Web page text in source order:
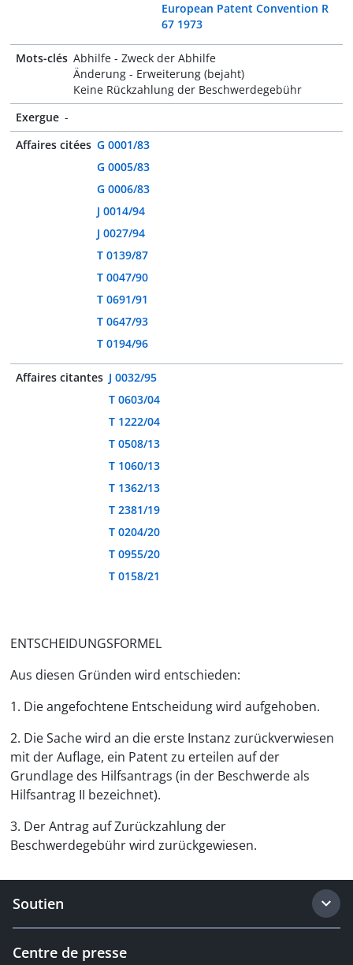
European Patent Convention R
67 1973
Mots-clés Abhilfe - Zweck der Abhilfe
Änderung - Erweiterung (bejaht)
Keine Rückzahlung der Beschwerdegebühr
Exergue -
Affaires citées G 0001/83
G 0005/83
G 0006/83
J 0014/94
J 0027/94
T 0139/87
T 0047/90
T 0691/91
T 0647/93
T 0194/96
Affaires citantes J 0032/95
T 0603/04
T 1222/04
T 0508/13
T 1060/13
T 1362/13
T 2381/19
T 0204/20
T 0955/20
T 0158/21
ENTSCHEIDUNGSFORMEL
Aus diesen Gründen wird entschieden:
1. Die angefochtene Entscheidung wird aufgehoben.
2. Die Sache wird an die erste Instanz zurückverwiesen
mit der Auflage, ein Patent zu erteilen auf der
Grundlage des Hilfsantrags (in der Beschwerde als
Hilfsantrag II bezeichnet).
3. Der Antrag auf Zurückzahlung der
Beschwerdegebühr wird zurückgewiesen.
Soutien
Centre de presse